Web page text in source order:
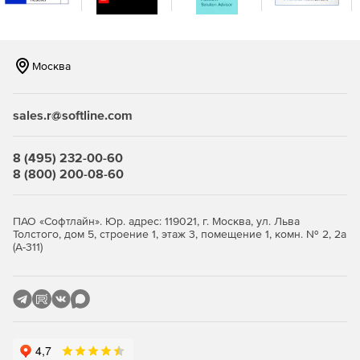
с поддержкой сенсорного ввода – разработка на
интерфейсом для разработки
платформе Windows Phone.
JustCode – анализ исходного кода, проверка ошибок,
среда для создания модульных тестов.
устранения узких мест и достижения оптимальной
Москва
sales.r@softline.com
8 (495) 232-00-60
8 (800) 200-08-60
ПАО «Софтлайн». Юр. адрес: 119021, г. Москва, ул. Льва
Толстого, дом 5, строение 1, этаж 3, помещение 1, комн. № 2, 2а
(А-311)